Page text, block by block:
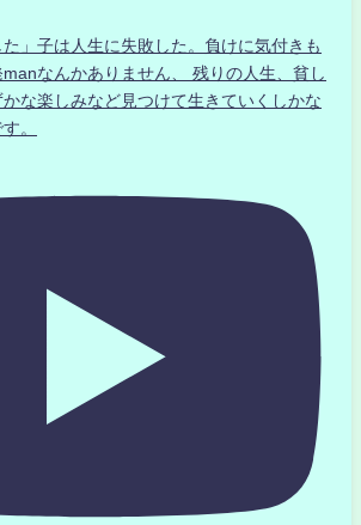
」子は人生に失敗した。負けに気付きも
なんかありません、 残りの人生、貧し
な楽しみなど見つけて生きていくしかな
。